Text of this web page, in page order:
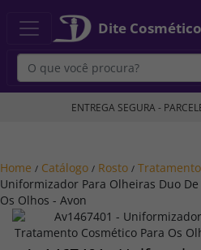
Dite
ENTREGA SEGURA -
Home / Catálogo / Rosto /
Uniformizador Para Olheiras Duo
Os Olhos - Avon